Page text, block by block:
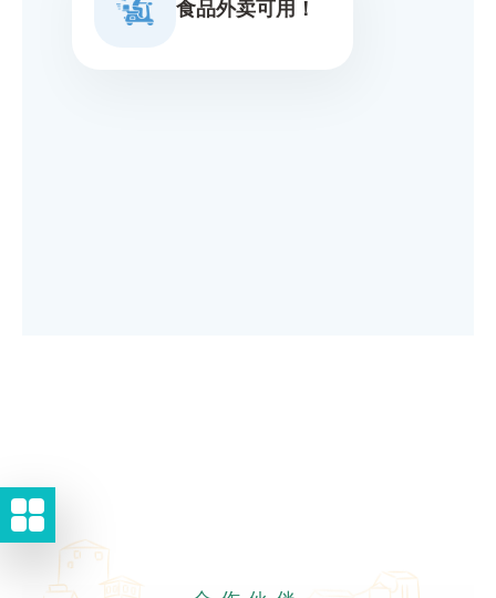
食品外卖可用！